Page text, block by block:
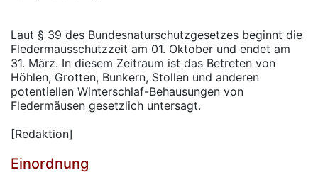
Laut § 39 des Bundesnaturschutzgesetzes beginnt die
Fledermausschutzzeit am 01. Oktober und endet am
31. März. In diesem Zeitraum ist das Betreten von
Höhlen, Grotten, Bunkern, Stollen und anderen
potentiellen Winterschlaf-Behausungen von
Fledermäusen gesetzlich untersagt.
[Redaktion]
Einordnung